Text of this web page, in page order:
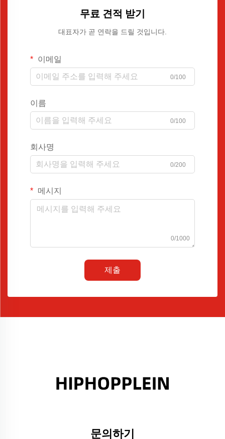
무료 견적 받기
대표자가 곧 연락을 드릴 것입니다.
이메일
0/100
이름
0/100
회사명
0/200
메시지
0/1000
제출
문의하기